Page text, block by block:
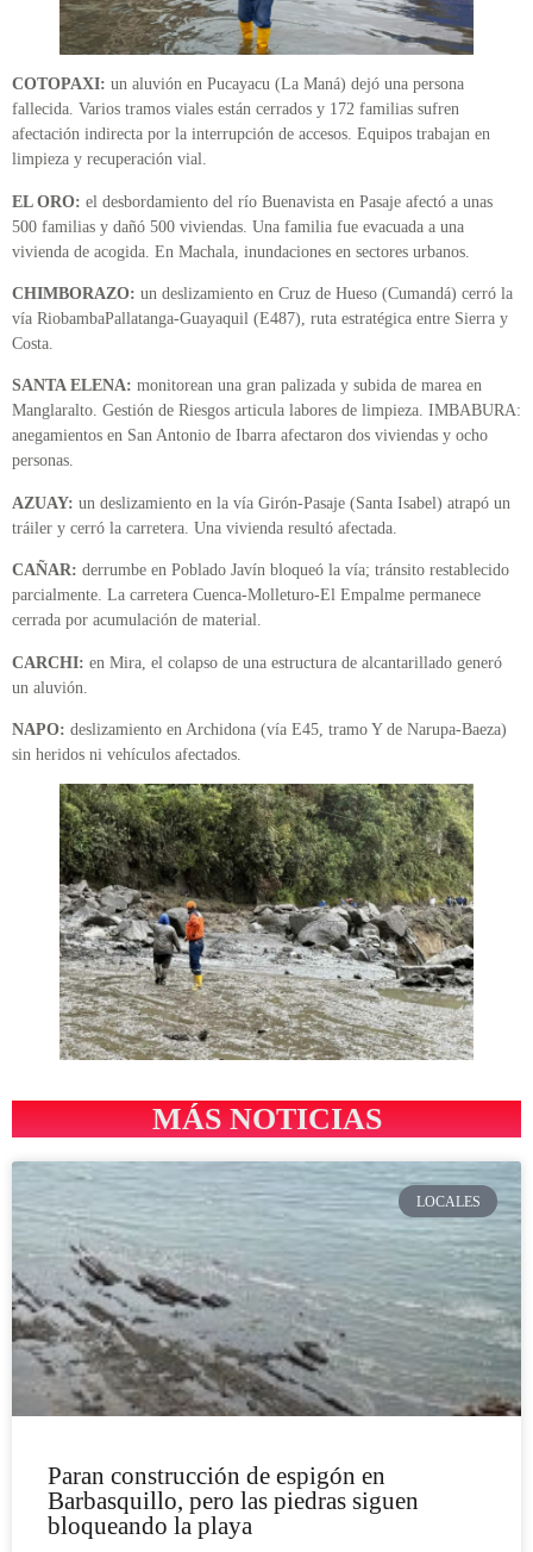
COTOPAXI: un aluvión en Pucayacu (La Maná) dejó una persona
fallecida. Varios tramos viales están cerrados y 172 familias sufren
afectación indirecta por la interrupción de accesos. Equipos trabajan en
limpieza y recuperación vial.
EL ORO: el desbordamiento del río Buenavista en Pasaje afectó a unas
500 familias y dañó 500 viviendas. Una familia fue evacuada a una
vivienda de acogida. En Machala, inundaciones en sectores urbanos.
CHIMBORAZO: un deslizamiento en Cruz de Hueso (Cumandá) cerró la
vía RiobambaPallatanga-Guayaquil (E487), ruta estratégica entre Sierra y
Costa.
SANTA ELENA: monitorean una gran palizada y subida de marea en
Manglaralto. Gestión de Riesgos articula labores de limpieza. IMBABURA:
anegamientos en San Antonio de Ibarra afectaron dos viviendas y ocho
personas.
AZUAY: un deslizamiento en la vía Girón-Pasaje (Santa Isabel) atrapó un
tráiler y cerró la carretera. Una vivienda resultó afectada.
CAÑAR: derrumbe en Poblado Javín bloqueó la vía; tránsito restablecido
parcialmente. La carretera Cuenca-Molleturo-El Empalme permanece
cerrada por acumulación de material.
CARCHI: en Mira, el colapso de una estructura de alcantarillado generó
un aluvión.
NAPO: deslizamiento en Archidona (vía E45, tramo Y de Narupa-Baeza)
sin heridos ni vehículos afectados.
MÁS NOTICIAS
LOCALES
Paran construcción de espigón en
Barbasquillo, pero las piedras siguen
bloqueando la playa